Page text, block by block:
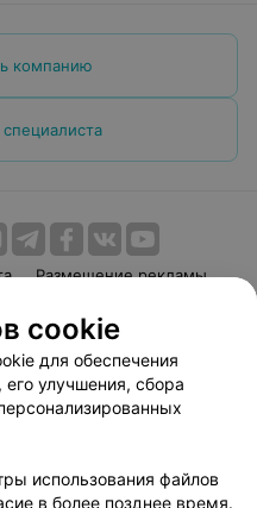
компанию
Размещение рекламы
Способы оплаты
Партнеры
103.by
cookie
cookie
для обеспечения
его улучшения, сбора
использования файлов
в более позднее время.